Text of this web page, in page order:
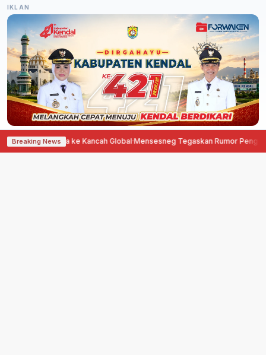
IKLAN
Breaking News
ke Kancah Global· Mensesneg Tegaskan Rumor Penggantian Kapolri